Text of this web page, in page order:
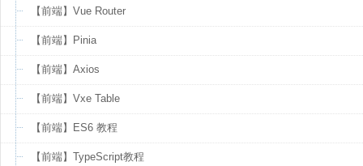
【前端】Vue Router
【前端】Pinia
【前端】Axios
【前端】Vxe Table
【前端】ES6 教程
【前端】TypeScript教程